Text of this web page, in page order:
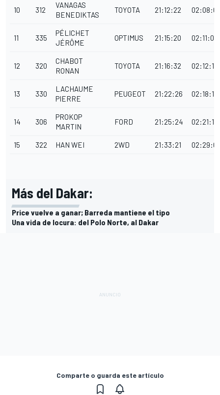
10 312
VANAGAS
BENEDIKTAS
TOYOTA 21:12:22
11 335
PÉLICHET
JÉRÔME
OPTIMUS 21:15:20 02:11:07
12 320
CHABOT
RONAN
TOYOTA 21:16:32 02:12:19
13 330
LACHAUME
PIERRE
PEUGEOT 21:22:26 02:18:13
14 306
PROKOP
MARTIN
FORD 21:25:24 02:21:11
15 322 HAN WEI 2WD 21:33:21
Más del Dakar:
Price vuelve a ganar; Barreda mantiene el tipo
Una vida de locura: del Polo Norte, al Dakar
Comparte o guarda este artículo